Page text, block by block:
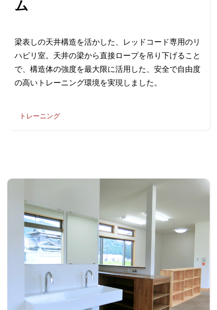
ム
梁表しの天井構造を活かした、レッドコード専用のリ
ハビリ室。天井の梁から直接ロープを吊り下げること
で、構造体の強度を最大限に活用した、安全で自由度
の高いトレーニング環境を実現しました。
トレーニング